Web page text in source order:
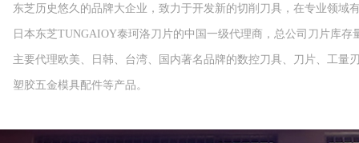
东芝历史悠久的品牌大企业，致力于开发新的切削刀具，在专业领域
日本东芝TUNGAIOY泰珂洛刀片的中国一级代理商，总公司刀片库存
主要代理欧美、日韩、台湾、国内著名品牌的数控刀具、刀片、工量
塑胶五金模具配件等产品。